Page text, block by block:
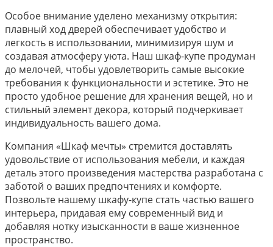
Особое внимание уделено механизму открытия:
плавный ход дверей обеспечивает удобство и
легкость в использовании, минимизируя шум и
создавая атмосферу уюта. Наш шкаф-купе продуман
до мелочей, чтобы удовлетворить самые высокие
требования к функциональности и эстетике. Это не
просто удобное решение для хранения вещей, но и
стильный элемент декора, который подчеркивает
индивидуальность вашего дома.
Компания «Шкаф мечты» стремится доставлять
удовольствие от использования мебели, и каждая
деталь этого произведения мастерства разработана с
заботой о ваших предпочтениях и комфорте.
Позвольте нашему шкафу-купе стать частью вашего
интерьера, придавая ему современный вид и
добавляя нотку изысканности в ваше жизненное
пространство.